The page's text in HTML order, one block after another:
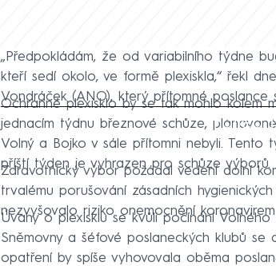
„Předpokládám, že od variabilního týdne
kteří sedí okolo, ve formě plexiskla,“ řekl
Vondráček (ANO), který přítomné poslance
Failed
Ochranné plexisklo by se tak mohlo kolem
jednacím týdnu březnové schůze,
Volný a Bojko v sále přítomni nebyli. Tento
příští týden je vyhrazen pro schůze výborů.
Zdravotnický výbor požádal vedení dolní
trvalému porušování zásadních
nezvyšovalo riziko onemocnění
Úvahy o plexisklu se kvůli počínání
Sněmovny a šéfové poslaneckých klubů
opatření by spíše vyhovovala oběma